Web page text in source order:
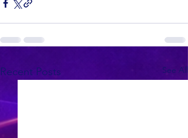
Recent Posts See All